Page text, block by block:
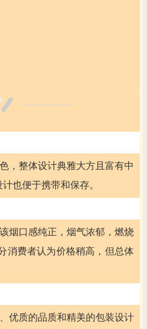
，整体设计典雅大方且富有中
也便于携带和保存。
烟口感纯正，烟气浓郁，燃烧
消费者认为价格稍高，但总体
优质的品质和精美的包装设计